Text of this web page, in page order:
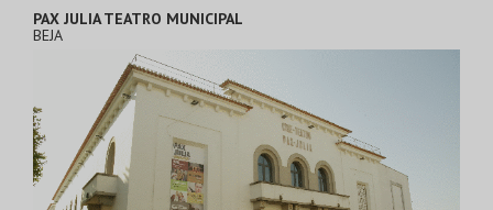
PAX JULIA TEATRO MUNICIPAL
BEJA